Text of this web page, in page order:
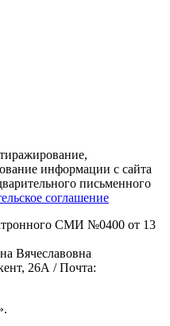
информации с сайта
письменного
соглашение
СМИ №0400 от 13
Вячеславовна
26А / Почта: